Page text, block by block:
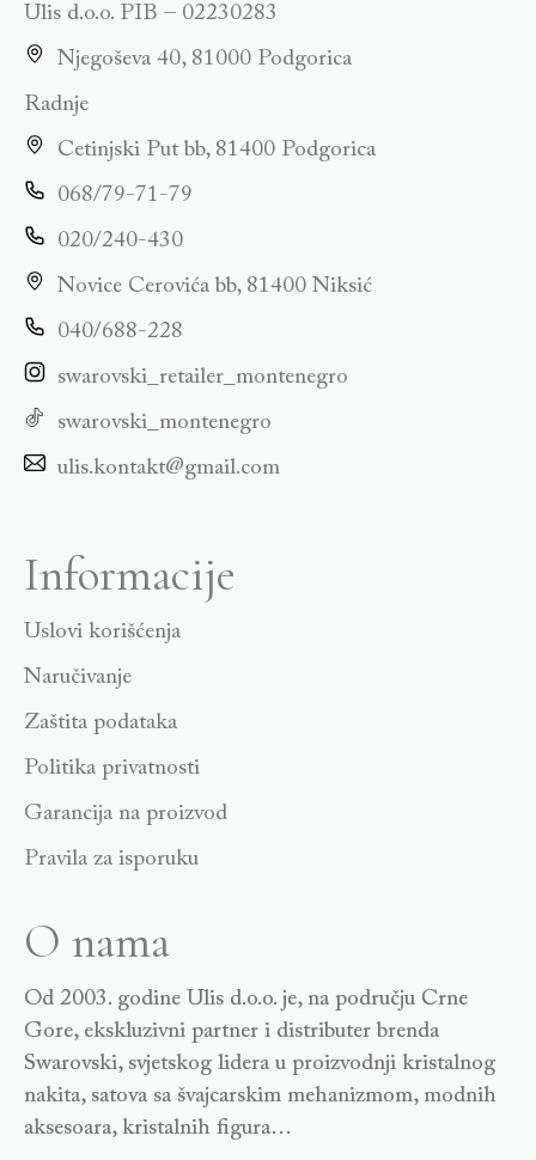
Ulis d.o.o. PIB – 02230283
Njegoševa 40, 81000 Podgorica
Radnje
Cetinjski Put bb, 81400 Podgorica
068/79-71-79
020/240-430
Novice Cerovića bb, 81400 Niksić
040/688-228
swarovski_retailer_montenegro
swarovski_montenegro
ulis.kontakt@gmail.com
Informacije
Uslovi korišćenja
Naručivanje
Zaštita podataka
Politika privatnosti
Garancija na proizvod
Pravila za isporuku
O nama
Od 2003. godine Ulis d.o.o. je, na području Crne
Gore, ekskluzivni partner i distributer brenda
Swarovski, svjetskog lidera u proizvodnji kristalnog
nakita, satova sa švajcarskim mehanizmom, modnih
aksesoara, kristalnih figura…